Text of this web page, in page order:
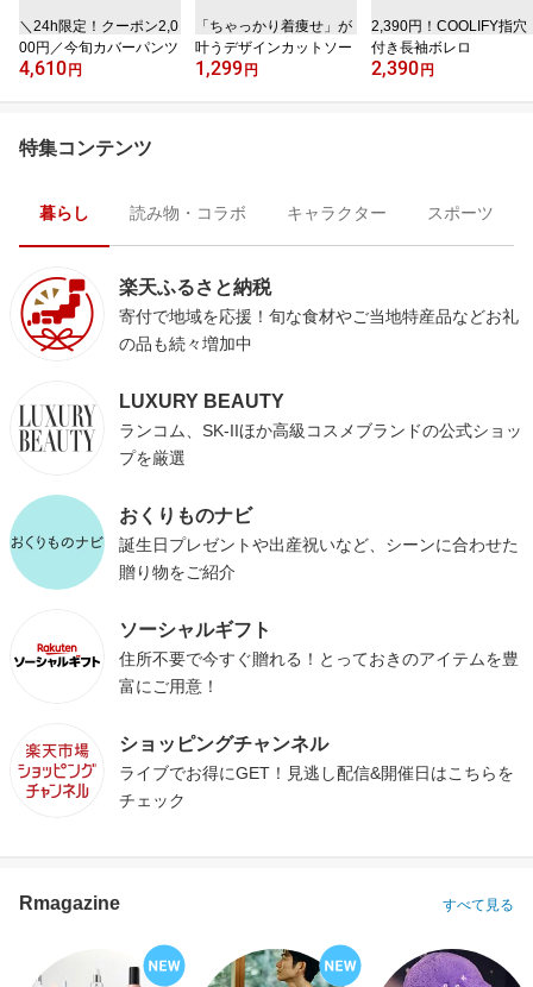
＼24h限定！クーポン2,0
00円／今旬カバーパンツ
4,610 円
「ちゃっかり着痩せ」が
叶うデザインカットソー
1,299 円
2,390円！COOLIFY指穴
付き長袖ボレロ
2,390 円
特集コンテンツ
暮らし 読み物・コラボ キャラクター スポーツ
楽天ふるさと納税
寄付で地域を応援！旬な食材やご当地特産品などお礼
の品も続々増加中
LUXURY BEAUTY
ランコム、SK-IIほか高級コスメブランドの公式ショッ
プを厳選
おくりものナビ
誕生日プレゼントや出産祝いなど、シーンに合わせた
贈り物をご紹介
ソーシャルギフト
住所不要で今すぐ贈れる！とっておきのアイテムを豊
富にご用意！
ショッピングチャンネル
ライブでお得にGET！見逃し配信&開催日はこちらを
チェック
Rmagazine すべて見る